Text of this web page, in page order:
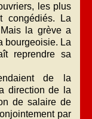
les plus
congédiés. La
la grève a
bourgeoisie. La
reprendre sa
de la
direction de la
de salaire de
par